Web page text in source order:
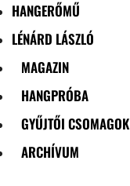
HANGERŐMŰ
LÉNÁRD LÁSZLÓ
MAGAZIN
HANGPRÓBA
GYŰJTŐI CSOMAGOK
ARCHÍVUM